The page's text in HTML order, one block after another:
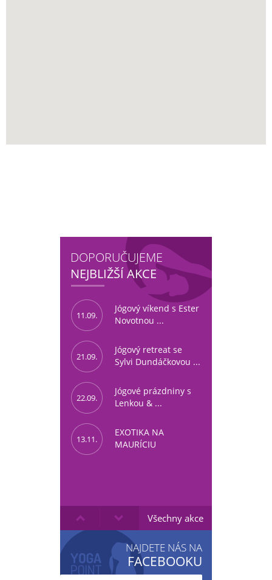
DOPORUČUJEME
NEJBLIŽŠÍ AKCE
11.09.
Jógový víkend s Ester
Novotnou ...
21.09.
Jógový retreat se
Sylvi Dundáčkovou ...
22.09.
Jógové prázdniny s
Lenkou & ...
13.11.
EXOTIKA NA
MAURÍCIU
Všechny akce
NAJDETE NÁS NA
FACEBOOKU